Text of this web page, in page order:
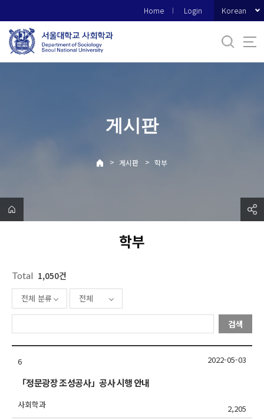
로
메
Home Login Korean
게시판
> 게시판 > 학부
학부
Total 1,050건
전체 분류 전체
검색
6
「정문광장 조성공사」공사 시행 안내
사회학과 2,205
2022-05-03